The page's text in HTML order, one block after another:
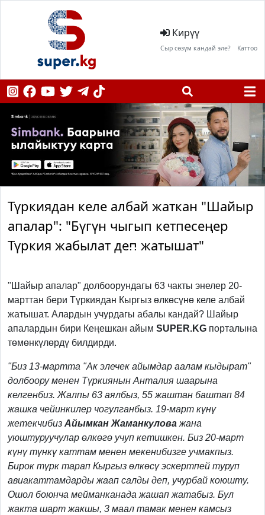
Кирүү
Сыр сөзүм кандай эле? Каттоо
Түркиядан келе албай жаткан "Шайыр
апалар": "Бүгүн чыгып кетпесеңер
Түркия жабылат деп жатышат"
"Шайыр апалар" долбоорундагы 63 чакты энелер 20-
марттан бери Түркиядан Кыргыз өлкөсүнө келе албай
жатышат. Алардын учурдагы абалы кандай? Шайыр
апалардын бири Кеңешкан айым SUPER.KG порталына
төмөнкүлөрдү билдирди.
"Биз 13-мартта "Ак элечек айымдар аалам кыдырат"
долбоору менен Түркиянын Анталия шаарына
келгенбиз. Жалпы 63 аялбыз, 55 жаштан баштап 84
жашка чейинкилер чогулганбыз. 19-март күнү
жетекчибиз Айымкан Жаманкулова жана
уюштуруучулар өлкөгө учуп кетишкен. Биз 20-март
күнү түнкү каттам менен мекенибизге учмакпыз.
Бирок түрк тарап Кыргыз өлкөсү эскертпей туруп
авиакаттамдарды жаап салды деп, учурбай коюшту.
Ошол боюнча мейманканада жашап жатабыз. Бул
жакта шарт жакшы, 3 маал тамак менен камсыз